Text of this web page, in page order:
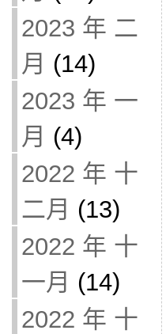
2023 年 二
月 (14)
2023 年 一
月 (4)
2022 年 十
二月 (13)
2022 年 十
一月 (14)
2022 年 十